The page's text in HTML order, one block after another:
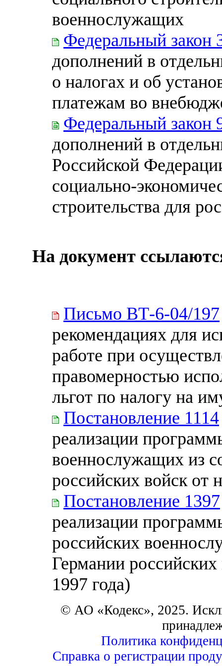
военнослужащих
Федеральный закон
дополнений в
о налогах и об
платежам во
Федеральный закон
дополнений в
Российской
социально-
строительства для
На документ
Письмо ВТ-6-04/197
рекомендациях для
работе при
правомерностью
льгот по налогу на
Постановление 1114
реализации
военнослужащих из
российских войск от
Постановление 1397
реализации
российских
Германии
1997 года)
© АО «Кодекс», 2025.
Политика
Справка о регистрации